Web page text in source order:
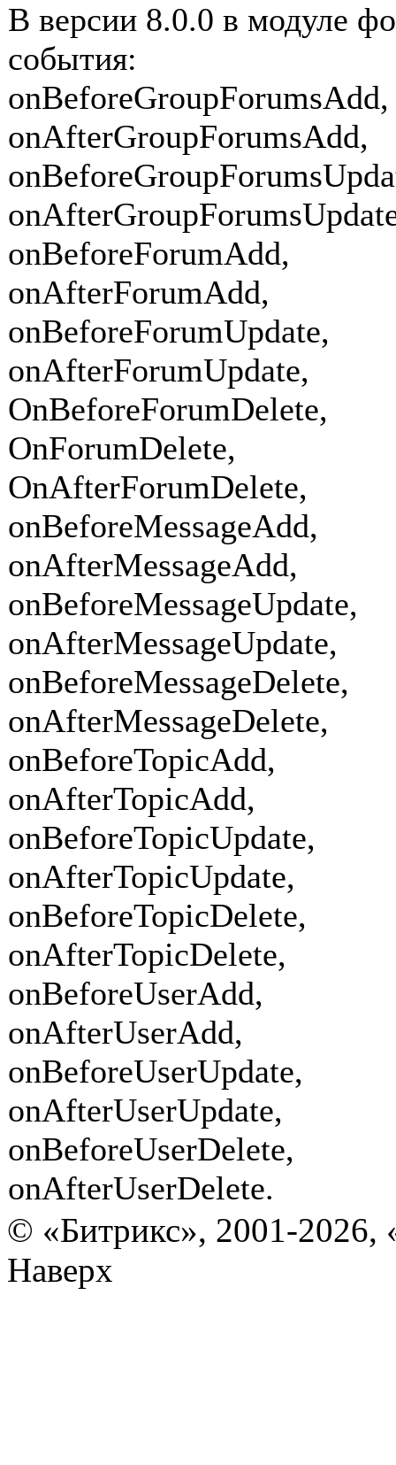
В версии 8.0.0 в модуле
события:
onBeforeGroupForumsAdd,
onAfterGroupForumsAdd,
onBeforeForumAdd,
onAfterForumAdd,
onBeforeForumUpdate,
onAfterForumUpdate,
OnBeforeForumDelete,
OnForumDelete,
OnAfterForumDelete,
onBeforeMessageAdd,
onAfterMessageAdd,
onBeforeMessageUpdate,
onAfterMessageUpdate,
onBeforeMessageDelete,
onAfterMessageDelete,
onBeforeTopicAdd,
onAfterTopicAdd,
onBeforeTopicUpdate,
onAfterTopicUpdate,
onBeforeTopicDelete,
onAfterTopicDelete,
onBeforeUserAdd,
onAfterUserAdd,
onBeforeUserUpdate,
onAfterUserUpdate,
onBeforeUserDelete,
onAfterUserDelete.
© «Битрикс», 2001-2026,
Наверх